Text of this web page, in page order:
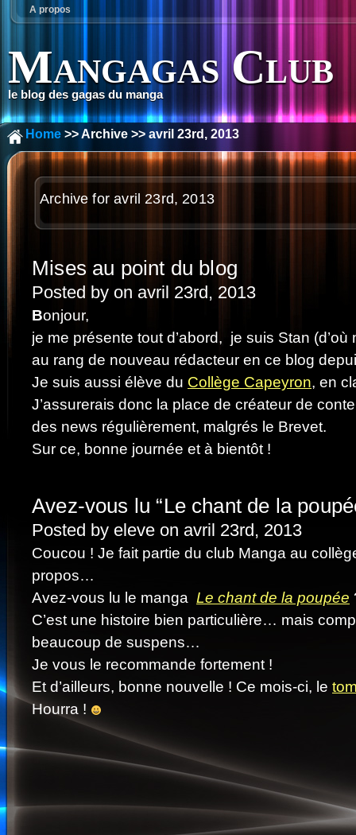
A propos
Mangagas Club
le blog des gagas du manga
Home >> Archive >> avril 23rd, 2013
Archive for avril 23rd, 2013
Mises au point du blog
Posted by on avril 23rd, 2013
Bonjour,
je me présente tout d’abord, je suis Stan
au rang de nouveau rédacteur en ce blog
Je suis aussi élève du Collège Capeyron, en
J’assurerais donc la place de créateur de
des news régulièrement, malgrés le Brevet.
Sur ce, bonne journée et à bientôt !
Avez-vous lu “Le chant de la
Posted by eleve on avril 23rd, 2013
Coucou ! Je fait partie du club Manga au
propos…
Avez-vous lu le manga Le chant de la poupée
C’est une histoire bien particulière… mais
beaucoup de suspens…
Je vous le recommande fortement !
Et d’ailleurs, bonne nouvelle ! Ce mois-ci, le
Hourra !